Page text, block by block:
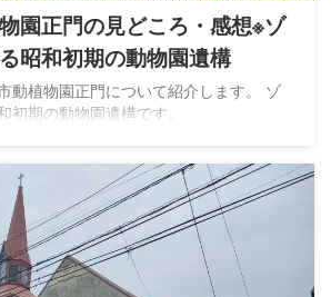
園正門の見どころ・感想※ゾ
昭和初期の動物園遺構
動植物園正門について紹介します。 ゾ
初期の動物園遺構です。